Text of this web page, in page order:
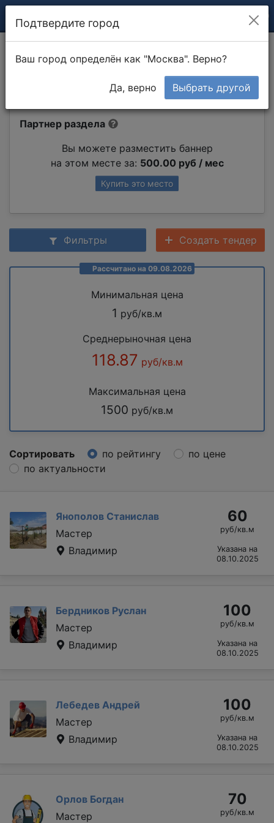
Покраска стен
водоэмульсионной краской
Партнер раздела
Вы можете разместить баннер
на этом месте за: 500.00 руб / мес
Купить это место
Фильтры Создать тендер
Рассчитано на 09.08.2026
Минимальная цена
1 руб/кв.м
Среднерыночная цена
118.87 руб/кв.м
Максимальная цена
1500 руб/кв.м
Сортировать по рейтингу
по цене
по актуальности
Янополов Станислав
Мастер
Владимир
60
руб/кв.м
Указана на
08.10.2025
Бердников Руслан
Мастер
Владимир
100
руб/кв.м
Указана на
08.10.2025
Лебедев Андрей
Мастер
Владимир
100
руб/кв.м
Указана на
08.10.2025
Орлов Богдан
Мастер
70
руб/кв.м
Подтвердите город
Ваш город определён как "Москва". Верно?
Да, верно Выбрать другой